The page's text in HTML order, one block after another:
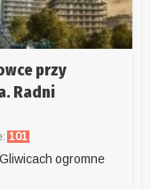
przy
Radni
101
ogromne